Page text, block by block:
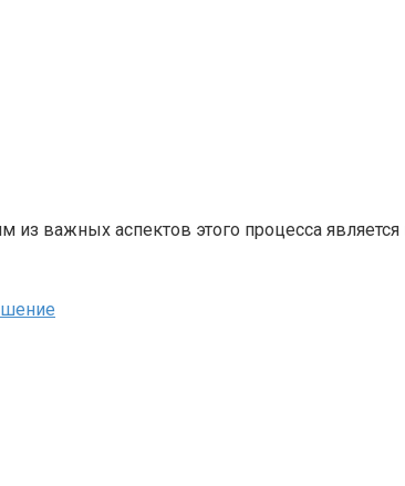
важных аспектов этого процесса